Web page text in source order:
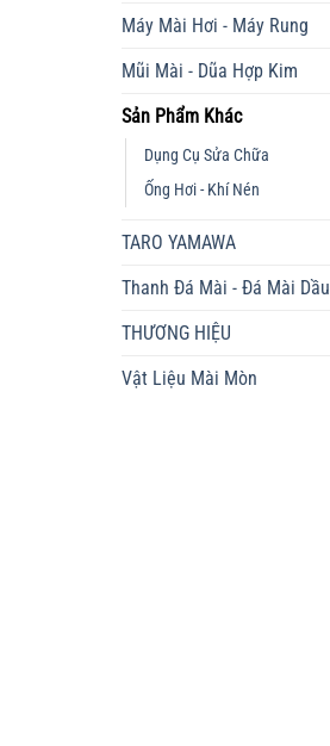
Máy Mài Hơi - Máy Rung
Mũi Mài - Dũa Hợp Kim
Sản Phẩm Khác
Dụng Cụ Sửa Chữa
Ống Hơi - Khí Nén
TARO YAMAWA
Thanh Đá Mài - Đá Mài Dầu
THƯƠNG HIỆU
Vật Liệu Mài Mòn